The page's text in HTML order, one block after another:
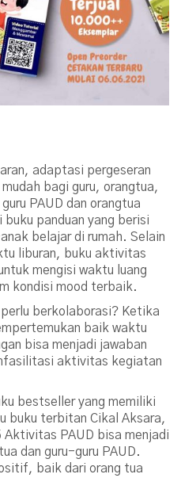
adaptasi pergeseran
bagi guru, orangtua,
PAUD dan orangtua
panduan yang berisi
belajar di rumah. Selain
liburan, buku aktivitas
mengisi waktu luang
kondisi mood terbaik.
berkolaborasi? Ketika
baik waktu
bisa menjadi jawaban
aktivitas kegiatan
bestseller yang memiliki
buku terbitan Cikal Aksara,
Aktivitas PAUD bisa menjadi
dan guru-guru PAUD.
baik dari orang tua